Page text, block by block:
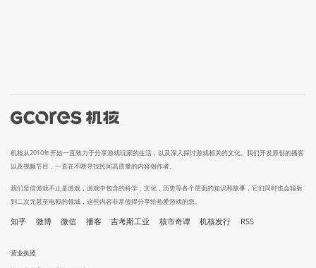
机核从2010年开始一直致力于分享游戏玩家的生活，以及深入探讨游戏相关的文化。我们开发原创的播客
以及视频节目，一直在不断寻找民间高质量的内容创作者。
我们坚信游戏不止是游戏，游戏中包含的科学，文化，历史等各个层面的知识和故事，它们同时也会辐射
到二次元甚至电影的领域，这些内容非常值得分享给热爱游戏的您。
知乎 微博 微信 播客 吉考斯工业 核市奇谭 机核发行 RSS
营业执照